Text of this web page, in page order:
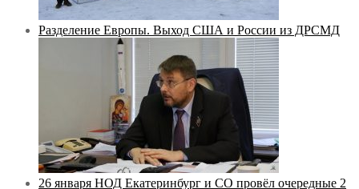
Разделение Европы. Выход США и России из ДРСМД
26 января НОД Екатеринбург и СО провёл очередные 2